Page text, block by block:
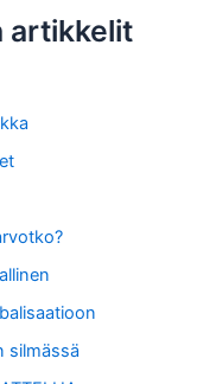
artikkelit
silmässä